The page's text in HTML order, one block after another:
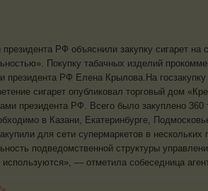
РФ объяснили закупку сигарет
Покупку табачных изделий
президента РФ Елена Крылова.На госзакупку
сигарет опубликовал торговый дом
президента РФ. Всего было закуплено 360
в Казани, Екатеринбурге,
для сети супермаркетов в нескольких
подведомственной структуры
— отметила собеседница